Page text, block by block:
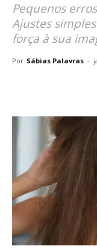
Pequenos
Ajustes
força à sua
Por Sábias Palavras -